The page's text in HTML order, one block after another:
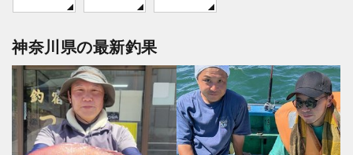
神奈川県の最新釣果